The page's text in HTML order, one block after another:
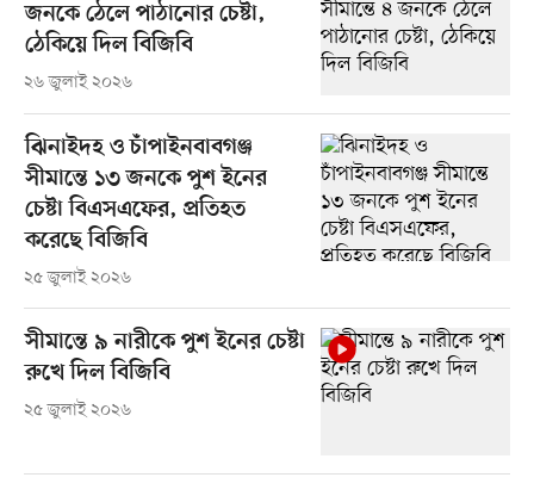
জনকে ঠেলে পাঠানোর চেষ্টা,
ঠেকিয়ে দিল বিজিবি
২৬ জুলাই ২০২৬
ঝিনাইদহ ও চাঁপাইনবাবগঞ্জ
সীমান্তে ১৩ জনকে পুশ ইনের
চেষ্টা বিএসএফের, প্রতিহত
করেছে বিজিবি
২৫ জুলাই ২০২৬
সীমান্তে ৯ নারীকে পুশ ইনের চেষ্টা
রুখে দিল বিজিবি
২৫ জুলাই ২০২৬